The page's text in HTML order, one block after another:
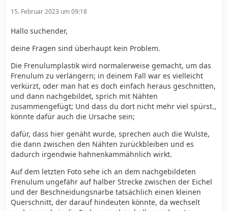
auch immer noch der übliche "Stil" bei
.
ist.Sollte die Stelle dagegen taub sein, hat man dir dort
das Frenulum herausgeschnitten, was ich aber nicht
vermute.
Du könntest, wenn es dich kosmetisch extrem stört,
einen Schönheitschirurgen konsultieren, aber
vorsichtig, dass nicht noch mehr sensibles Gewebe
verloren geht.
Melde dich gerne, wenn du noch Fragen hast.
15. Februar 2023 um 09:18
Hallo suchender,
deine Fragen sind überhaupt kein Problem.
Die Frenulumplastik wird normalerweise gemacht, um das
Frenulum zu verlängern; in deinem Fall war es vielleicht
verkürzt, oder man hat es doch einfach heraus geschnitten,
und dann nachgebildet, sprich mit Nähten
zusammengefügt; Und dass du dort nicht mehr viel spürst.,
könnte dafür auch die Ursache sein;
dafür, dass hier genäht wurde, sprechen auch die Wulste,
die dann zwischen den Nähten zurückbleiben und es
dadurch irgendwie hahnenkammähnlich wirkt.
Auf dem letzten Foto sehe ich an dem nachgebildeten
Frenulum ungefähr auf halber Strecke zwischen der Eichel
und der Beschneidungsnarbe tatsächlich einen kleinen
Querschnitt, der darauf hindeuten könnte, da wechselt